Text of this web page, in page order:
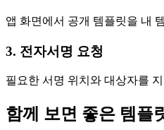
앱 화면에서 공개 템플릿을 내
3. 전자서명 요청
필요한 서명 위치와 대상자를
함께 보면 좋은 템플